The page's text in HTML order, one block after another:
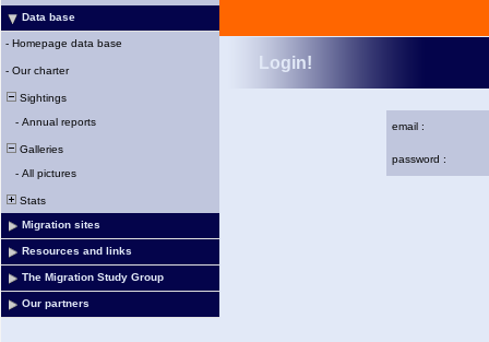
Data base
- Homepage data base
- Our charter
Sightings
- Annual reports
Galleries
- All pictures
Stats
Migration sites
Resources and links
The Migration Study Group
Our partners
Login!
email :
password :